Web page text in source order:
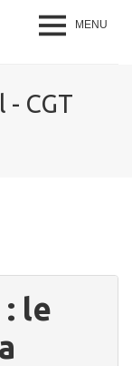
MENU
- CGT
le